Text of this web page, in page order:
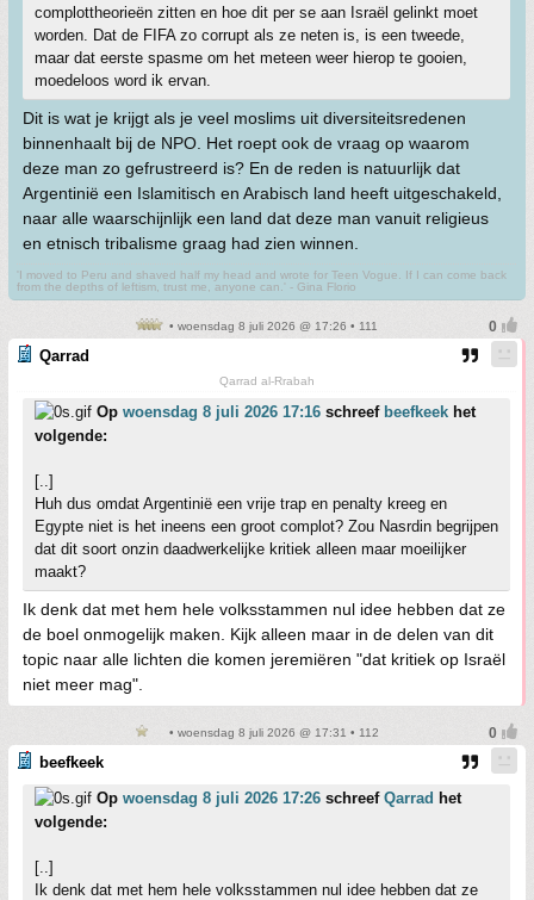
complottheorieën zitten en hoe dit per se aan Israël gelinkt moet
worden. Dat de FIFA zo corrupt als ze neten is, is een tweede,
maar dat eerste spasme om het meteen weer hierop te gooien,
moedeloos word ik ervan.
Dit is wat je krijgt als je veel moslims uit diversiteitsredenen
binnenhaalt bij de NPO. Het roept ook de vraag op waarom
deze man zo gefrustreerd is? En de reden is natuurlijk dat
Argentinië een Islamitisch en Arabisch land heeft uitgeschakeld,
naar alle waarschijnlijk een land dat deze man vanuit religieus
en etnisch tribalisme graag had zien winnen.
'I moved to Peru and shaved half my head and wrote for Teen Vogue. If I can come back
from the depths of leftism, trust me, anyone can.' - Gina Florio
• woensdag 8 juli 2026 @ 17:26 • 111
Qarrad
Qarrad al-Rrabah
Op woensdag 8 juli 2026 17:16 schreef beefkeek het
volgende:
[..]
Huh dus omdat Argentinië een vrije trap en penalty kreeg en
Egypte niet is het ineens een groot complot? Zou Nasrdin begrijpen
dat dit soort onzin daadwerkelijke kritiek alleen maar moeilijker
maakt?
Ik denk dat met hem hele volksstammen nul idee hebben dat ze
de boel onmogelijk maken. Kijk alleen maar in de delen van dit
topic naar alle lichten die komen jeremiëren "dat kritiek op Israël
niet meer mag".
• woensdag 8 juli 2026 @ 17:31 • 112
beefkeek
Op woensdag 8 juli 2026 17:26 schreef Qarrad het
volgende:
[..]
Ik denk dat met hem hele volksstammen nul idee hebben dat ze